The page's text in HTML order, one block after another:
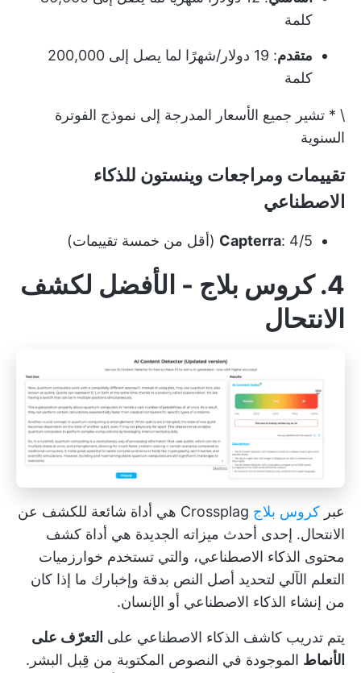
كلمة
متقدم
: 19 دولار/شهرًا لما يصل إلى 200,000
كلمة
\ * تشير جميع الأسعار المدرجة إلى نموذج الفوترة
السنوية
تقييمات ومراجعات وينستون للذكاء
الاصطناعي
Capterra: 4/5 (أقل من خمسة تقييمات)
4. كروس بلاج - الأفضل لكشف
الانتحال
عبر كروس بلاج
Crossplag هي أداة شائعة للكشف عن
الانتحال. إحدى أحدث ميزاته الجديدة هي أداة كشف
محتوى الذكاء الاصطناعي، والتي تستخدم خوارزميات
التعلم الآلي لتحديد أصل النص بدقة وإخبارك ما إذا كان
من إنشاء الذكاء الاصطناعي أو الإنسان.
يتم تدريب كاشف الذكاء الاصطناعي على التعرّف على
الأنماط الموجودة في النصوص المكتوبة من قِبل البشر.